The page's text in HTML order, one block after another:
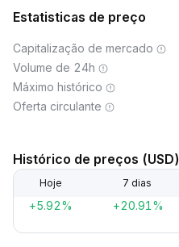
Estatisticas de preço
Capitalização de mercado
Volume de 24h
Máximo histórico
Oferta circulante
Histórico de preços (USD)
Hoje 7 dias
+5.92% +20.91%